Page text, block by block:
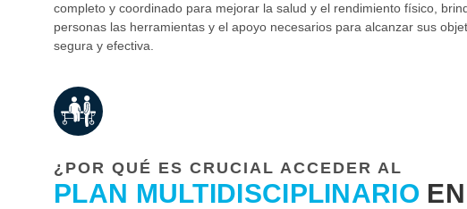
completo y coordinado para mejorar la salud y el rendimiento físico,
personas las herramientas y el apoyo necesarios para alcanzar sus
segura y efectiva.
¿POR QUÉ ES CRUCIAL ACCEDER AL
PLAN MULTIDISCIPLINARIO EN